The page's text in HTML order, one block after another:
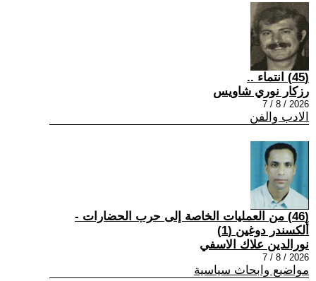
(45) انتماء ..
رزكار نوري شاويس
2026 / 8 / 7
الادب والفن
(46) من العمليات الخاصة إلى حرب الحضارات -
ألكسندر دوغين (1)
نورالدين علاك الاسفي
2026 / 8 / 7
مواضيع وابحاث سياسية